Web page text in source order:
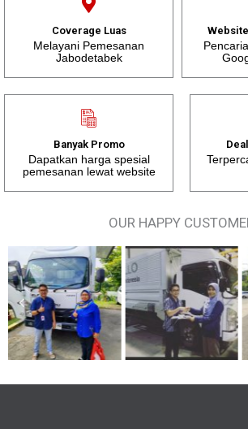
Coverage Luas
Melayani Pemesanan
Jabodetabek
Banyak Promo
Dapatkan harga spesial
pemesanan lewat website
OUR HAPPY